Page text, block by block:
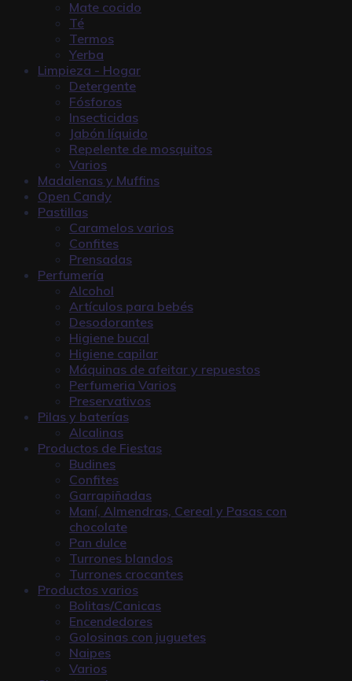
Mate cocido
Té
Termos
Yerba
Limpieza - Hogar
Detergente
Fósforos
Insecticidas
Jabón líquido
Repelente de mosquitos
Varios
Madalenas y Muffins
Open Candy
Pastillas
Caramelos varios
Confites
Prensadas
Perfumería
Alcohol
Artículos para bebés
Desodorantes
Higiene bucal
Higiene capilar
Máquinas de afeitar y repuestos
Perfumeria Varios
Preservativos
Pilas y baterías
Alcalinas
Productos de Fiestas
Budines
Confites
Garrapiñadas
Maní, Almendras, Cereal y Pasas con
chocolate
Pan dulce
Turrones blandos
Turrones crocantes
Productos varios
Bolitas/Canicas
Encendedores
Golosinas con juguetes
Naipes
Varios